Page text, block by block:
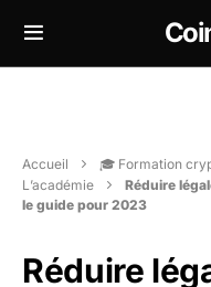
Accueil
🎓 Formation
L’académie
Réduire
le guide pour 2023
Réduire